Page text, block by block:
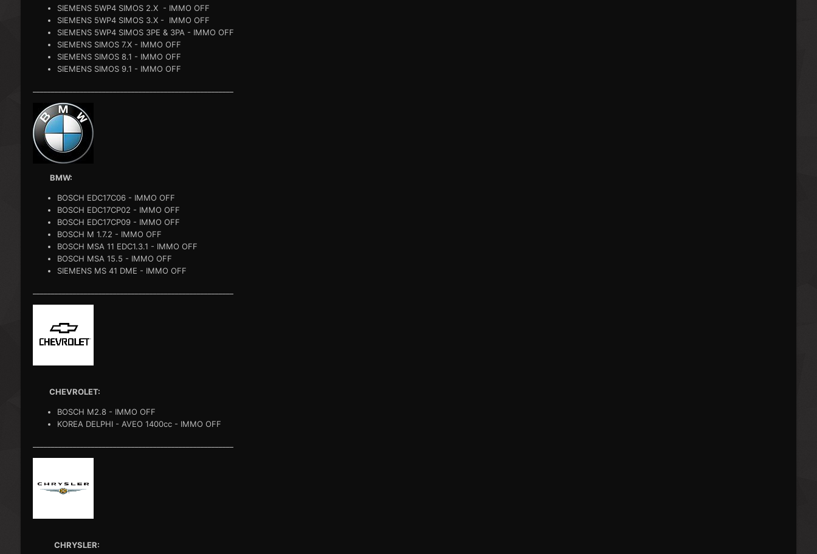
SIEMENS 5WP4 SIMOS 2.X - IMMO OFF
SIEMENS 5WP4 SIMOS 3.X - IMMO OFF
SIEMENS 5WP4 SIMOS 3PE & 3PA - IMMO OFF
SIEMENS SIMOS 7.X - IMMO OFF
SIEMENS SIMOS 8.1 - IMMO OFF
SIEMENS SIMOS 9.1 - IMMO OFF
BMW:
BOSCH EDC17C06 - IMMO OFF
BOSCH EDC17CP02 - IMMO OFF
BOSCH EDC17CP09 - IMMO OFF
BOSCH M 1.7.2 - IMMO OFF
BOSCH MSA 11 EDC1.3.1 - IMMO OFF
BOSCH MSA 15.5 - IMMO OFF
SIEMENS MS 41 DME - IMMO OFF
CHEVROLET:
BOSCH M2.8 - IMMO OFF
KOREA DELPHI - AVEO 1400cc - IMMO OFF
CHRYSLER: